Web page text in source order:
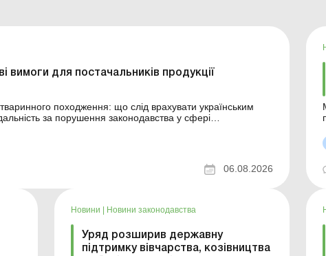
вимоги для постачальників продукції
походження: що слід врахувати українським
06.08.2026
Новини Новини законодавства
Уряд розширив державну
підтримку вівчарства, козівництва